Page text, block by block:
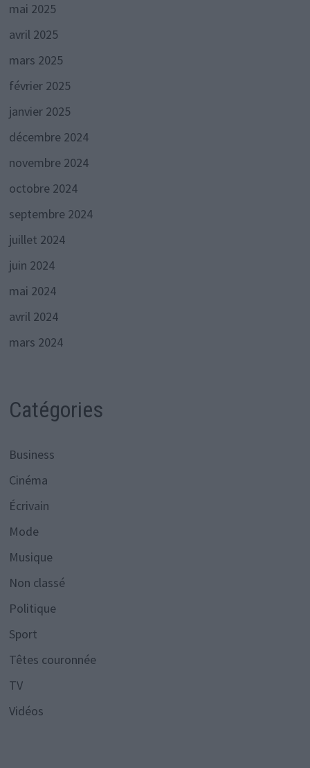
mai 2025
avril 2025
mars 2025
février 2025
janvier 2025
décembre 2024
novembre 2024
octobre 2024
septembre 2024
juillet 2024
juin 2024
mai 2024
avril 2024
mars 2024
Catégories
Business
Cinéma
Écrivain
Mode
Musique
Non classé
Politique
Sport
Têtes couronnée
TV
Vidéos